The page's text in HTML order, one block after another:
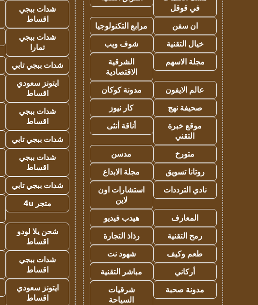
في قوقل
ان سفن
مرابع التكنولوجيا
خيال التقنية
شوف ويب
مجلة الاسهم
الشرقية
الاقتصادية
عالم الايفون
مدونة كوكان
صحيفة نهج
كار نيوز
موقع خبرة
التقني
أناقة أنثى
متورخ
مدسن
روتانا تسويق
مجلة الابداع
نادي الترددات
استشارات اون
لاين
المعارف
هيدب فيديو
رمح التقنية
رذاذ التجارة
طعم وكيف
شهود نت
أركاني
مباشر التقنية
مدونة صحبة
شرقيات
السياحة
شدات ببجي
اقساط
شدات ببجي
تمارا
شدات ببجي تابي
ايتونز سعودي
اقساط
شدات ببجي
اقساط
شدات ببجي تابي
شدات ببجي
اقساط
شدات ببجي تابي
متجر 4u
شحن يلا لودو
اقساط
شدات ببجي
اقساط
ايتونز سعودي
اقساط